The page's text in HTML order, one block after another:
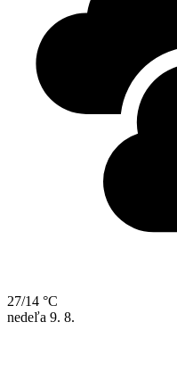
27/14 °C
nedeľa 9. 8.